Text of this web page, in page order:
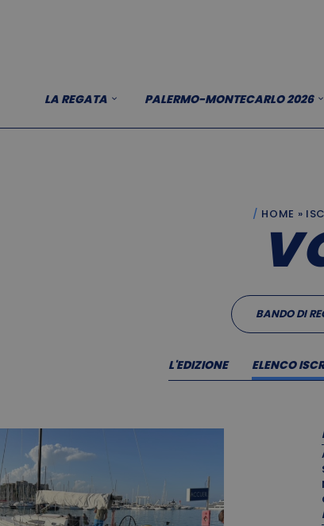
LA REGATA PALERMO-MONTECARLO 2026
HOME »
BANDO DI
L'EDIZIONE ELENCO